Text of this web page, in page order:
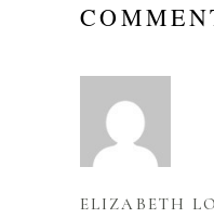
ELIZABETH